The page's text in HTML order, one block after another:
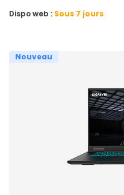
Dispo web : Sous 7 jours
Nouveau